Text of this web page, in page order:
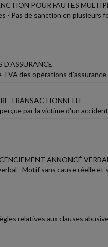
POUR FAUTES
- Pas de sanction en plusieurs
D'ASSURANCE
TVA des opérations
TRANSACTIONNELLE
par la victime d'un
ANNONCÉ
- Motif sans cause réelle et
relatives aux clauses